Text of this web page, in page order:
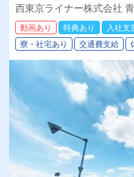
西東京ライナー株式会社
動画あり 特典あり 入社支
寮・社宅あり
交通費支給